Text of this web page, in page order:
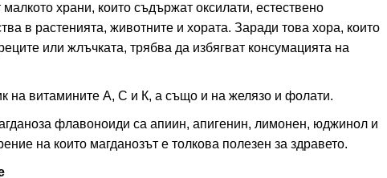
храни, които съдържат оксилати, естествено
в растенията, животните и хората. Заради това хора, които
или жлъчката, трябва да избягват консумацията на
на витамините А, С и К, а също и на желязо и фолати.
флавоноиди са апиин, апигенин, лимонен, юджинол и
на които магданозът е толкова полезен за здравето.